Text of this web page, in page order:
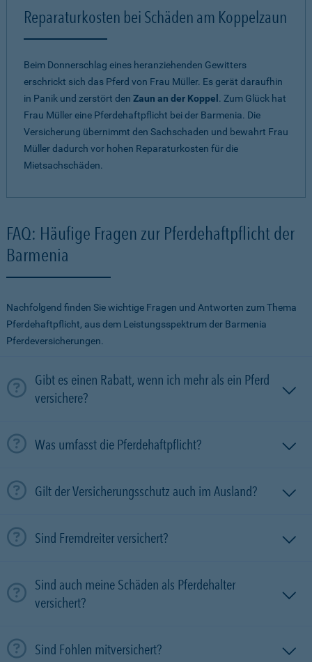
Reparaturkosten bei Schäden am Koppelzaun
Beim Donnerschlag eines heranziehenden Gewitters
erschrickt sich das Pferd von Frau Müller. Es gerät daraufhin
in Panik und zerstört den Zaun an der Koppel . Zum Glück hat
Frau Müller eine Pferdehaftpflicht bei der Barmenia. Die
Versicherung übernimmt den Sachschaden und bewahrt Frau
Müller dadurch vor hohen Reparaturkosten für die
Mietsachschäden.
FAQ: Häufige Fragen zur Pferdehaftpflicht der
Barmenia
Nachfolgend finden Sie wichtige Fragen und Antworten zum Thema
Pferdehaftpflicht, aus dem Leistungsspektrum der Barmenia
Pferdeversicherungen.
Gibt es einen Rabatt, wenn ich mehr als ein Pferd
versichere?
Was umfasst die Pferdehaftpflicht?
Gilt der Versicherungsschutz auch im Ausland?
Sind Fremdreiter versichert?
Sind auch meine Schäden als Pferdehalter
versichert?
Sind Fohlen mitversichert?